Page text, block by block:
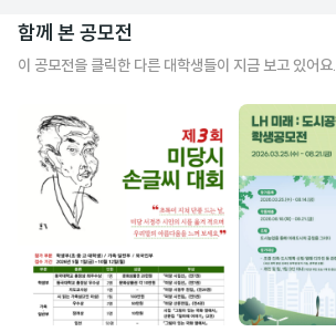
함께 본 공모전
이 공모전을 클릭한 다른 대학생들이 지금 보고 있어요.